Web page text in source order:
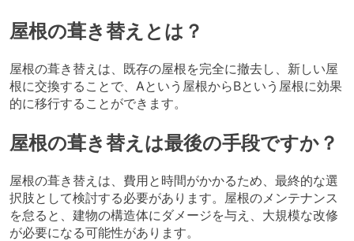
屋根の葺き替えとは？
屋根の葺き替えは、既存の屋根を完全に撤去し、新しい屋
根に交換することで、Aという屋根からBという屋根に効果
的に移行することができます。
屋根の葺き替えは最後の手段ですか？
屋根の葺き替えは、費用と時間がかかるため、最終的な選
択肢として検討する必要があります。屋根のメンテナンス
を怠ると、建物の構造体にダメージを与え、大規模な改修
が必要になる可能性があります。